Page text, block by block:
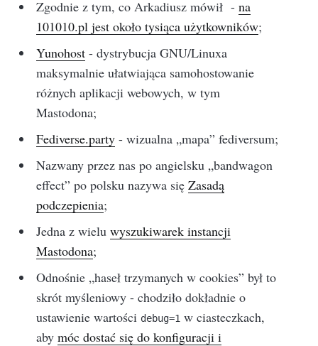
Zgodnie z tym, co Arkadiusz mówił -na
101010.pl jest około tysiąca użytkowników;
Yunohost - dystrybucja GNU/Linuxa
maksymalnie ułatwiająca samohostowanie
różnych aplikacji webowych, w tym
Mastodona;
Fediverse.party - wizualna „mapa” fediversum;
Nazwany przez nas po angielsku „bandwagon
effect” po polsku nazywa sięZasadą
podczepienia;
Jedna z wieluwyszukiwarek instancji
Mastodona;
Odnośnie „haseł trzymanych w cookies” był to
skrót myśleniowy - chodziło dokładnie o
ustawienie wartości debug=1 w ciasteczkach,
abymóc dostać się do konfiguracji i